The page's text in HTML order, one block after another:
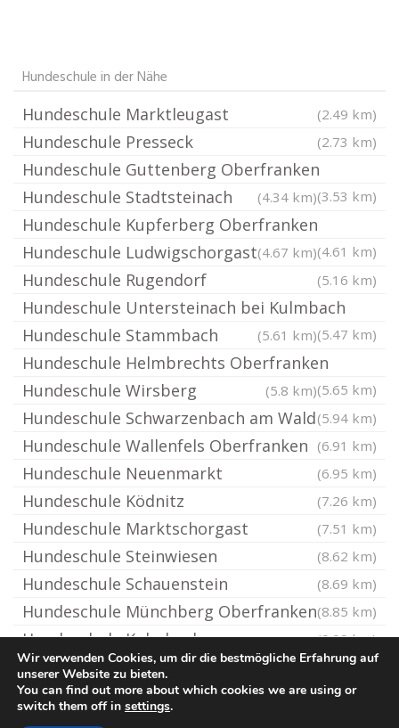
Hundeschule in der Nähe
Hundeschule Marktleugast (2.49 km)
Hundeschule Presseck (2.73 km)
Hundeschule Guttenberg Oberfranken
(3.53 km)
Hundeschule Stadtsteinach (4.34 km)
Hundeschule Kupferberg Oberfranken
(4.61 km)
Hundeschule Ludwigschorgast(4.67 km)
Hundeschule Rugendorf (5.16 km)
Hundeschule Untersteinach bei Kulmbach
(5.47 km)
Hundeschule Stammbach (5.61 km)
Hundeschule Helmbrechts Oberfranken
(5.65 km)
Hundeschule Wirsberg (5.8 km)
Hundeschule Schwarzenbach am Wald(5.94 km)
Hundeschule Wallenfels Oberfranken (6.91 km)
Hundeschule Neuenmarkt (6.95 km)
Hundeschule Ködnitz (7.26 km)
Hundeschule Marktschorgast (7.51 km)
Hundeschule Steinwiesen (8.62 km)
Hundeschule Schauenstein (8.69 km)
Hundeschule Münchberg Oberfranken(8.85 km)
Hundeschule Kulmbach (9.09 km)
© Hundeschule.rocks
Wir verwenden Cookies, um dir die bestmögliche Erfahrung auf
unserer Website zu bieten.
You can find out more about which cookies we are using or
switch them off in settings.